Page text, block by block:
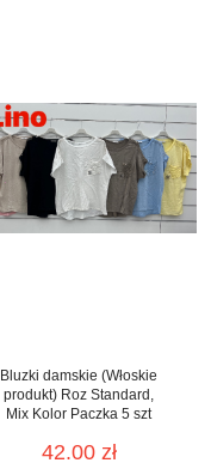
Bluzki damskie (Włoskie
produkt) Roz Standard,
Mix Kolor Paczka 5 szt
42.00 zł